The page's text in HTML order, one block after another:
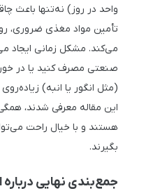
واحد در روز) نه‌تنها باعث
تأمین مواد مغذی ضروری،
می‌کند. مشکل زمانی ایجاد
صنعتی مصرف کنید یا در
(مثل انگور یا انبه)
این مقاله معرفی شدند،
هستند و با خیال راحت
بگیرند.
جمع‌بندی نهایی